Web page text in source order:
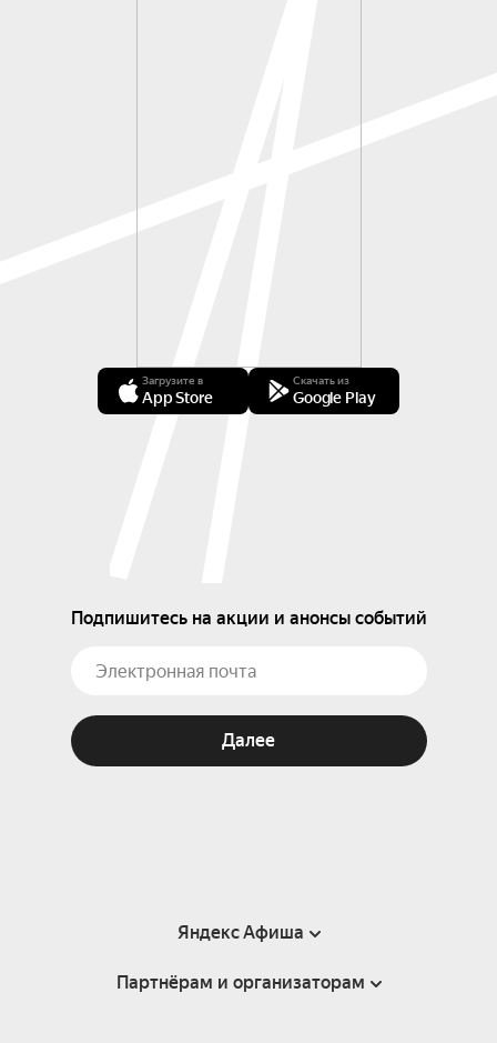
Загрузите в
App Store
Скачать из
Google Play
Подпишитесь на акции и анонсы событий
Далее
Яндекс Афиша
Справка
Партнёрам и организаторам